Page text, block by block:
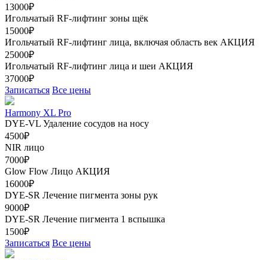
13000₽
Игольчатый RF-лифтинг зоны щёк
15000₽
Игольчатый RF-лифтинг лица, включая область век АКЦИЯ
25000₽
Игольчатый RF-лифтинг лица и шеи АКЦИЯ
37000₽
Записаться Все цены
Harmony XL Pro
DYE-VL Удаление сосудов на носу
4500₽
NIR лицо
7000₽
Glow Flow Лицо АКЦИЯ
16000₽
DYE-SR Лечение пигмента зоны рук
9000₽
DYE-SR Лечение пигмента 1 вспышка
1500₽
Записаться Все цены